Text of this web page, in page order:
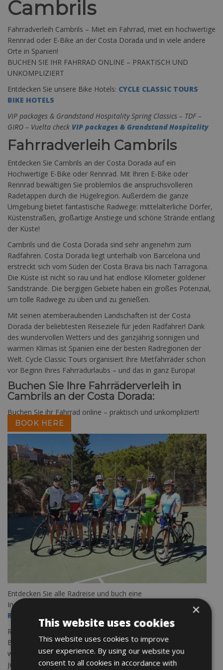
Cambrils
Fahrradverleih Cambrils – Miet ein Fahrrad, miet ein hochwertige
Rennrad oder E-Bike an der Costa Dorada und in viele andere
Orte in Spanien!
BUCHEN SIE IHR FAHRRAD ONLINE – PRAKTISCH UND
UNKOMPLIZIERT
Entdecken Sie unsere Bike Hotels: CYCLE CLASSIC TOURS
BIKE HOTELS
VIP packages & Grandstand Hospitality Spring Classics – TDF –
GIRO – Vuelta check VIP packages & Grandstand Hospitality
Fahrradverleih Cambrils
Entdecken Sie Cambrils an der Costa Dorada auf ein
Hochwertige E-Bike oder Rennrad. Mit Ihren E-Bike oder
Rennrad bewältigen Sie problemlos die anspruchsvolleren
Radetappen durch die Hügelregion. Außerdem die ganze
Umgebung bietet fantastische Radwege: mittelalterliche Dörfer,
Küstenstraßen, großartige Anstiege und schöne Strände entlang
der Küste!
Cambrils und die Costa Dorada sind sehr angenehm zum
Radfahren. Costa Dorada liegt unterhalb von Barcelona und
erstreckt sich vom Süden der Costa Brava bis nach Tarragona.
Die Küste ist nicht so rau und hat endlose Kilometer goldener
Sandstrände. Die bergigen Gebiete haben ein großes Potenzial,
um tolle Radwege zu üben und zu genießen.
Mit seinen atemberaubenden Landschaften ist der Costa
Dorada der beliebtesten Reiseziele für jeden Radfahrer! Dank
des wundervollen Wetters und des ganzjährig sonnigen und
warmen Klimas ist Spanien eine der besten Radregionen der
Welt. Cycle Classic Tours organisiert Ihre Mietfahrräder schon
vor Beginn Ihres Fahrradurlaubs – und das in ganz Europa!
Buchen Sie Ihre Fahrräderverleih in
Cambrils an der Costa Dorada:
Buchen Sie ihr Fahrrad online – praktisch und unkompliziert!
BOOK HERE
Entdecken Sie alle Radreise und buch eine
Individuelle Fahrradtour
Rennradreise- E Bike – Trekkingbike – Reisen
Radfahren in Spanien an der Costa del Sol ist etwas ganz
Besonderes. Packen Sie Ihr Fahrrad und entdecken Sie diese
wunderschöne Küstenstreifen. Die Costa del Sol ist ideal für
jeden Radfahrer. Es gibt sehr wenig Verkehr im Inland, gute
×
This website uses cookies
This website uses cookies to improve
user experience. By using our website you
consent to all cookies in accordance with